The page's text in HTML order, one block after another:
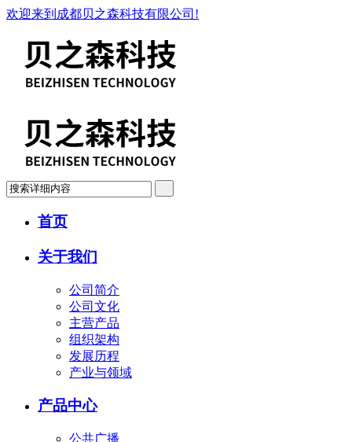
欢迎来到成都贝之森科技有限公司!
首页
关于我们
公司简介
公司文化
主营产品
组织架构
发展历程
产业与领域
产品中心
公共广播